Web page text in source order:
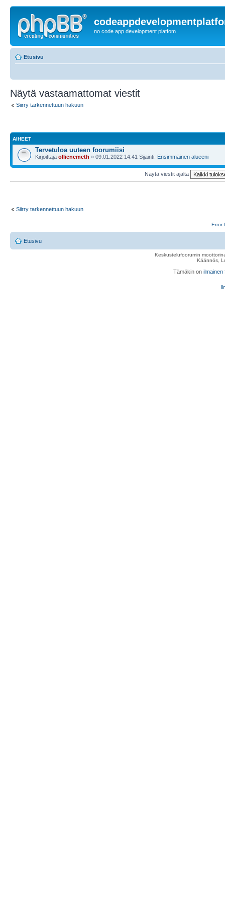
no code app development platfom
Etusivu
Näytä vastaamattomat viestit
Siirry tarkennettuun hakuun
AIHEET
Tervetuloa uuteen foorumiisi
Kirjoittaja ollienemeth » 09.01.2022 14:41 Sijainti: Ensimmäinen alueeni
Näytä viestit ajalta
Siirry tarkennettuun hakuun
Error
Etusivu
Keskustelufoorumin
Käännös,
Tämäkin on ilmainen